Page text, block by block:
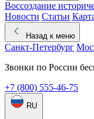
Воссоздание
Новости Статьи
Назад к меню
Санкт-Петербург
Звонки по России
+7 (800) 555-46-75
RU